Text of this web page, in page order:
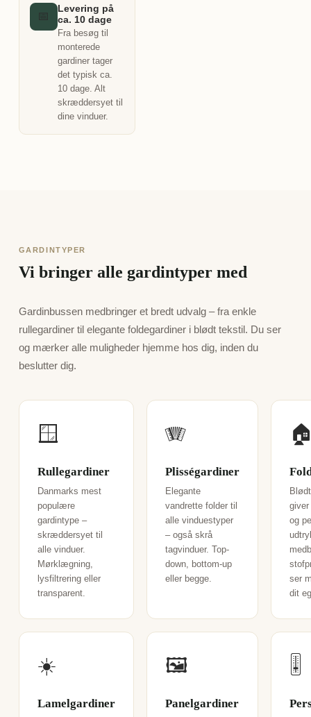
📅
Levering på
ca. 10 dage
Fra besøg til
monterede
gardiner tager
det typisk ca.
10 dage. Alt
skræddersyet til
dine vinduer.
GARDINTYPER
Vi bringer alle gardintyper med
Gardinbussen medbringer et bredt udvalg – fra enkle
rullegardiner til elegante foldegardiner i blødt tekstil. Du ser
og mærker alle muligheder hjemme hos dig, inden du
beslutter dig.
🪟
Rullegardiner
Danmarks mest
populære
gardintype –
skræddersyet til
alle vinduer.
Mørklægning,
lysfiltrering eller
transparent.
🪗
Plisségardiner
Elegante
vandrette folder til
alle vinduestyper
– også skrå
tagvinduer. Top-
down, bottom-up
eller begge.
og
ser
dit
☀️
Lamelgardiner
🖼️
Panelgardiner
🎚️